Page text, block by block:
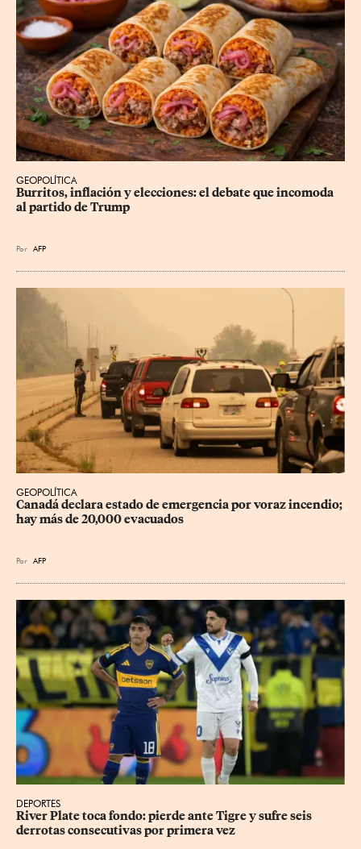
GEOPOLÍTICA
Burritos, inflación y elecciones: el debate que incomoda
al partido de Trump
Por AFP
GEOPOLÍTICA
Canadá declara estado de emergencia por voraz incendio;
hay más de 20,000 evacuados
Por AFP
DEPORTES
River Plate toca fondo: pierde ante Tigre y sufre seis
derrotas consecutivas por primera vez